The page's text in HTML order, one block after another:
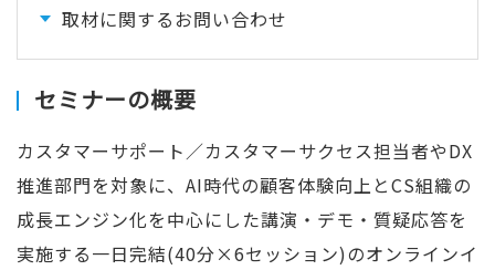
取材に関するお問い合わせ
セミナーの概要
カスタマーサポート／カスタマーサクセス担当者やDX
推進部門を対象に、AI時代の顧客体験向上とCS組織の
成長エンジン化を中心にした講演・デモ・質疑応答を
実施する一日完結(40分×6セッション)のオンラインイ